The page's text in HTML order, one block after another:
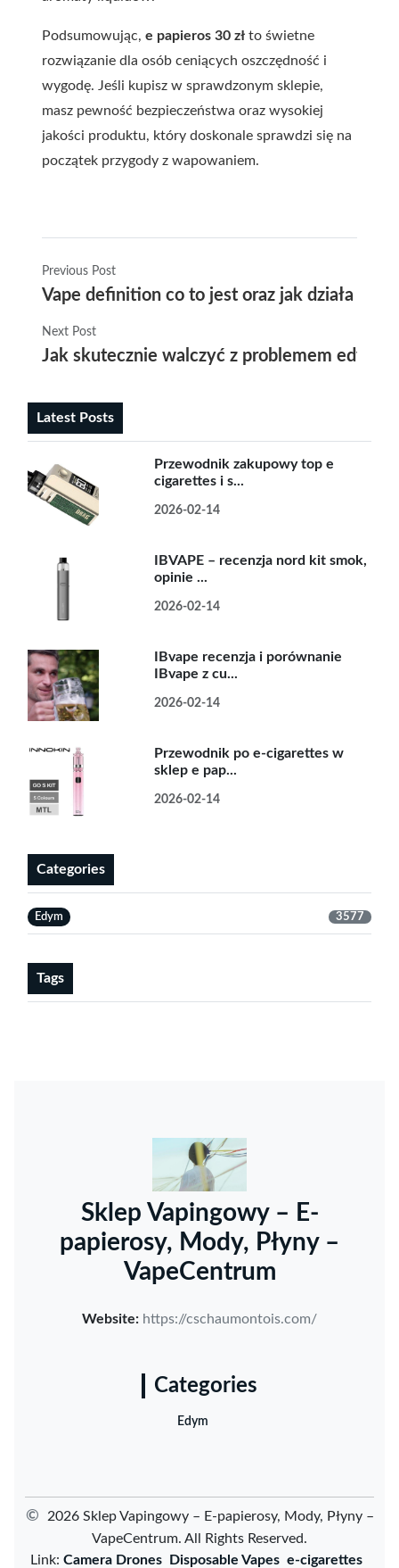
Podsumowując, e papieros 30 zł to świetne
rozwiązanie dla osób ceniących oszczędność i
wygodę. Jeśli kupisz w sprawdzonym sklepie,
masz pewność bezpieczeństwa oraz wysokiej
jakości produktu, który doskonale sprawdzi się na
początek przygody z wapowaniem.
Previous Post
Vape definition co to jest oraz jak działa e-
Next Post
Jak skutecznie walczyć z problemem edym
Latest Posts
Przewodnik zakupowy top e
cigarettes i s...
2026-02-14
IBVAPE – recenzja nord kit smok,
opinie ...
2026-02-14
IBvape recenzja i porównanie
IBvape z cu...
2026-02-14
Przewodnik po e-cigarettes w
sklep e pap...
2026-02-14
Categories
Edym 3577
Tags
Sklep Vapingowy – E-
papierosy, Mody, Płyny –
VapeCentrum
Website: https://cschaumontois.com/
Categories
Edym
©
2026 Sklep Vapingowy – E-papierosy, Mody, Płyny –
VapeCentrum. All Rights Reserved.
Link: Camera Drones Disposable Vapes e-cigarettes